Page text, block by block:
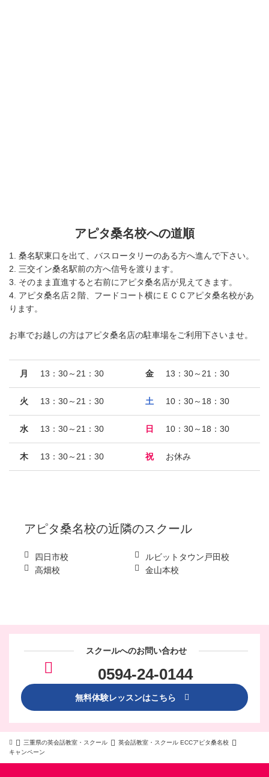
アピタ桑名校への道順
1. 桑名駅東口を出て、バスロータリーのある方へ進んで下さい。
2. 三交イン桑名駅前の方へ信号を渡ります。
3. そのまま直進すると右前にアピタ桑名店が見えてきます。
4. アピタ桑名店２階、フードコート横にＥＣＣアピタ桑名校があ
ります。
お車でお越しの方はアピタ桑名店の駐車場をご利用下さいませ。
月 13：30～21：30
火 13：30～21：30
水 13：30～21：30
木 13：30～21：30
金 13：30～21：30
土 10：30～18：30
日 10：30～18：30
祝 お休み
アピタ桑名校の近隣のスクール
四日市校
ルビットタウン戸田校
高畑校
金山本校
スクールへのお問い合わせ
0594-24-0144
無料体験レッスンはこちら
三重県の英会話教室・スクール
英会話教室・スクール ECCアピタ桑名校
キャンペーン